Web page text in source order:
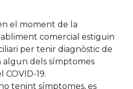
el moment de la
comercial estiguin
per tenir diagnòstic de
algun dels símptomes
19.
tenint símptomes, es